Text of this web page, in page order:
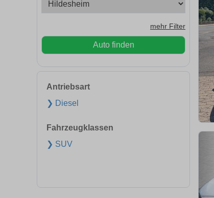
mehr Filter
Auto finden
Antriebsart
❯ Diesel
Fahrzeugklassen
❯ SUV